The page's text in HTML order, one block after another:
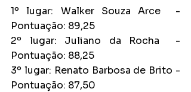
1º lugar: Walker Souza Arce  -
Pontuação: 89,25
2º lugar: Juliano da Rocha  -
Pontuação: 88,25
3º lugar: Renato Barbosa de Brito -
Pontuação: 87,50